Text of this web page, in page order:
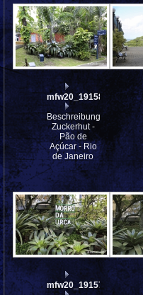
mfw20_191580
Beschreibung:
Zuckerhut -
Pão de
Açúcar - Rio
de Janeiro
mfw20_191577